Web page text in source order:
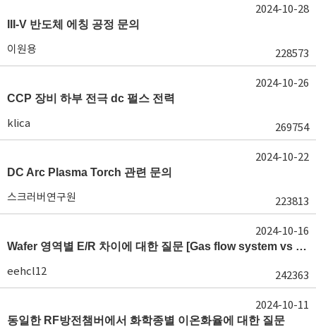
III-V 반도체 에칭 공정 문의
이원용 228573
2024-10-28
CCP 장비 하부 전극 dc 펄스 전력
klica 269754
2024-10-26
DC Arc Plasma Torch 관련 문의
스크러버연구원 223813
2024-10-22
Wafer 영역별 E/R 차이에 대한 질문 [Gas flow system vs E/R]
eehcl12 242363
2024-10-16
동일한 RF방전챔버에서 화학종별 이온화율에 대한 질문
2024-10-11